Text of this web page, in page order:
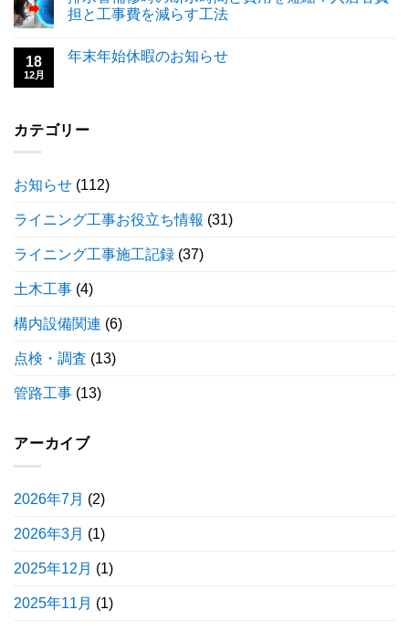
担と工事費を減らす工法
18
12月
年末年始休暇のお知らせ
カテゴリー
お知らせ (112)
ライニング工事お役立ち情報 (31)
ライニング工事施工記録 (37)
土木工事 (4)
構内設備関連 (6)
点検・調査 (13)
管路工事 (13)
アーカイブ
2026年7月 (2)
2026年3月 (1)
2025年12月 (1)
2025年11月 (1)